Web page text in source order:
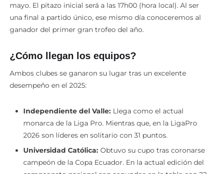
mayo. El pitazo inicial será a las 17h00 (hora local). Al ser
una final a partido único, ese mismo día conoceremos al
ganador del primer gran trofeo del año.
¿Cómo llegan los equipos?
Ambos clubes se ganaron su lugar tras un excelente
desempeño en el 2025:
Independiente del Valle: Llega como el actual
monarca de la Liga Pro. Mientras que, en la LigaPro
2026 son líderes en solitario con 31 puntos.
Universidad Católica: Obtuvo su cupo tras coronarse
campeón de la Copa Ecuador. En la actual edición del